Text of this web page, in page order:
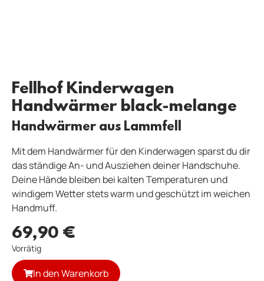
Fellhof Kinderwagen
Handwärmer black-melange
Handwärmer aus Lammfell
Mit dem Handwärmer für den Kinderwagen sparst du dir
das ständige An- und Ausziehen deiner Handschuhe.
Deine Hände bleiben bei kalten Temperaturen und
windigem Wetter stets warm und geschützt im weichen
Handmuff.
69,90 €
Vorrätig
In den Warenkorb